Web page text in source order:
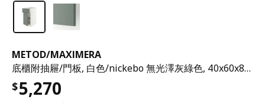
METOD/MAXIMERA
底櫃附抽屜/門板, 白色/nickebo 無光澤灰綠色, 40x60x80 公分
$5,270